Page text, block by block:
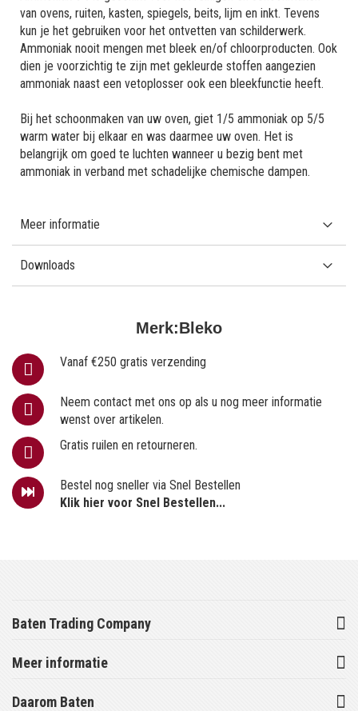
Merk:Bleko
Vanaf €250 gratis verzending
Neem contact met ons op als u nog meer informatie
wenst over artikelen.
Gratis ruilen en retourneren.
Bestel nog sneller via Snel Bestellen
Klik hier voor Snel Bestellen...
van ovens, ruiten, kasten, spiegels, beits, lijm en inkt. Tevens
kun je het gebruiken voor het ontvetten van schilderwerk.
Ammoniak nooit mengen met bleek en/of chloorproducten. Ook
dien je voorzichtig te zijn met gekleurde stoffen aangezien
ammoniak naast een vetoplosser ook een bleekfunctie heeft.
Bij het schoonmaken van uw oven, giet 1/5 ammoniak op 5/5
warm water bij elkaar en was daarmee uw oven. Het is
belangrijk om goed te luchten wanneer u bezig bent met
ammoniak in verband met schadelijke chemische dampen.
Meer informatie
Downloads
Baten Trading Company
Meer informatie
Daarom Baten